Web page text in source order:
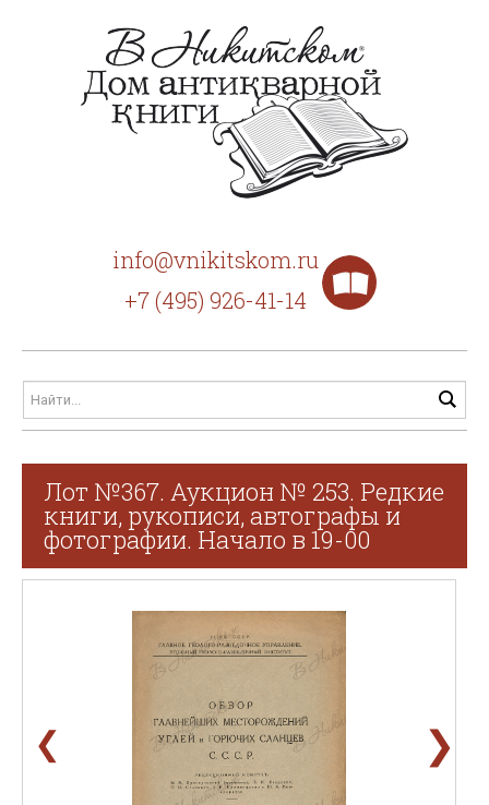
info@vnikitskom.ru
+7 (495) 926-41-14
Лот №367. Аукцион № 253. Редкие
книги, рукописи, автографы и
фотографии. Начало в 19-00
❮ ❯